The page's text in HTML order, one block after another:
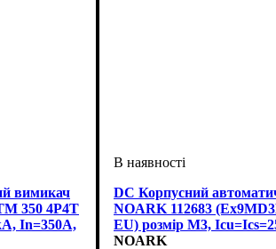
вимикач
350 4P4T
In=350A,
DC Корпусний
NOARK 112683
EU) розмір M3,
полюси
NOARK